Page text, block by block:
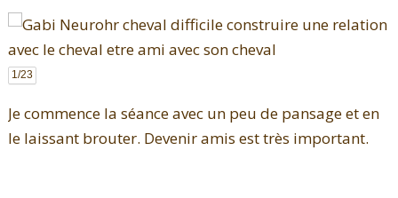
1 /23
Je commence la séance avec un peu de pansage et en
le laissant brouter. Devenir amis est très important.